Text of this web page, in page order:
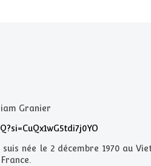
Granier
suis née le 2 décembre 1970 au